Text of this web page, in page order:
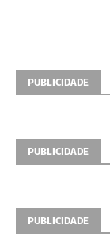
PUBLICIDADE
PUBLICIDADE
PUBLICIDADE